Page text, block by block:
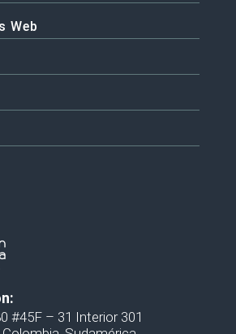
Web
#45F – 31 Interior 301